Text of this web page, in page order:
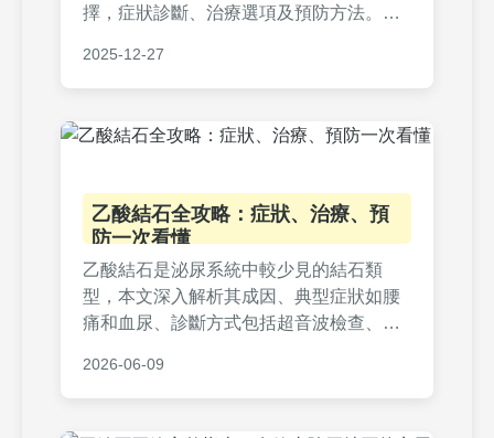
擇，症狀診斷、治療選項及預防方法。包
正確科別，解決膽結石問題。
2025-12-27
乙酸結石全攻略：症狀、治療、預
防一次看懂
乙酸結石是泌尿系統中較少見的結石類
型，本文深入解析其成因、典型症狀如腰
痛和血尿、診斷方式包括超音波檢查、治
法。文中還提供醫師建議的飲食調整和常
見問題解答，幫助您全面了解乙酸結石，
2026-06-09